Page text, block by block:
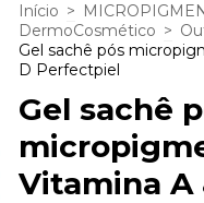
Início >
DermoCosmético >
Gel sachê pós
D Perfectpiel
Gel sachê
Vitamina A